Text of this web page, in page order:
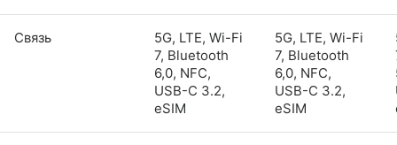
Связь
5G, LTE, Wi-Fi
7, Bluetooth
6,0, NFC,
USB-C 3.2,
eSIM
5G, LTE, Wi-Fi
7, Bluetooth
6,0, NFC,
USB-C 3.2,
eSIM